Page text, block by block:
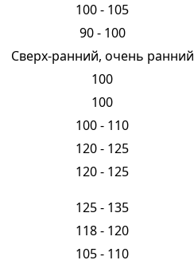
100 - 105
90 - 100
Сверх-ранний, очень ранний
100
100
100 - 110
120 - 125
120 - 125
125 - 135
118 - 120
105 - 110